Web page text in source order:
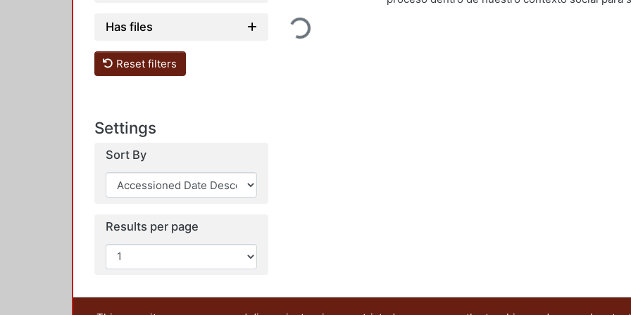
Has files
Reset filters
Settings
Sort By
Results per page
Loading...